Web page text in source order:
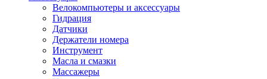
Велокомпьютеры и аксессуары
Гидрация
Датчики
Держатели номера
Инструмент
Масла и смазки
Массажеры